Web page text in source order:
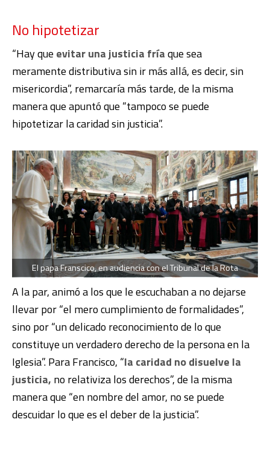
No hipotetizar
“Hay que evitar una justicia fríaque sea
meramente distributiva sin ir más allá, es decir, sin
misericordia”, remarcaría más tarde, de la misma
manera que apuntó que “tampoco se puede
hipotetizar la caridad sin justicia”.
El papa Franscico, en audiencia con el Tribunal de la Rota
A la par, animó a los que le escuchaban a no dejarse
llevar por “el mero cumplimiento de formalidades”,
sino por “un delicado reconocimiento de lo que
constituye un verdadero derecho de la persona en la
Iglesia”. Para Francisco, “la caridad no disuelve la
justicia, no relativiza los derechos”, de la misma
manera que “en nombre del amor, no se puede
descuidar lo que es el deber de la justicia”.